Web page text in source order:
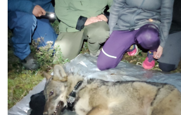
Search
for:
Ο.ΦΥ.ΠΕ.Κ.Α.
Νέα – Δημοσιότητα
Άξονες δράσης